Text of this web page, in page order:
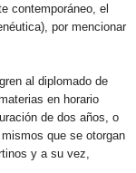
contemporáneo, el
por mencionar
al diplomado de
en horario
de dos años, o
que se otorgan
y a su vez,